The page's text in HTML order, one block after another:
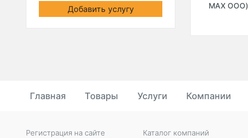
ФИЛИАЛ №1"
MAX ООО)
Добавить услугу
Главная Товары Услуги Компании
Регистрация на сайте
Каталог компаний